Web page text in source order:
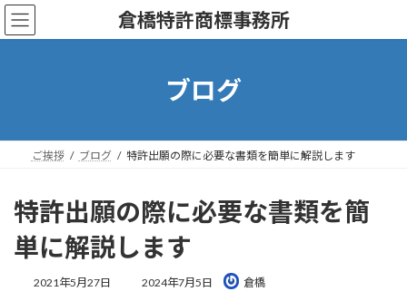
コ
ン
ナ
ビ
倉橋特許商標事務所
ブログ
ご挨拶 ブログ 特許出願の際に必要な書類を簡単に解説します
特許出願の際に必要な書類を簡
単に解説します
2021年5月27日
最
2024年7月5日 倉橋